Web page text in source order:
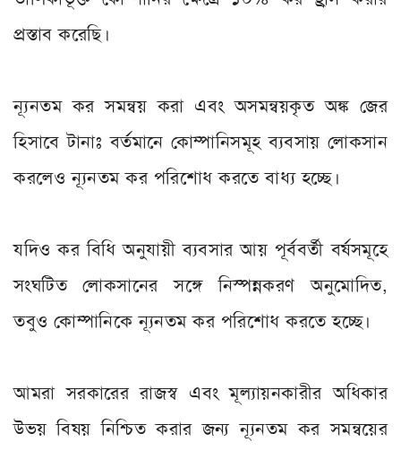
প্রস্তাব করেছি।
ন্যূনতম কর সমন্বয় করা এবং অসমন্বয়কৃত অঙ্ক জের
হিসাবে টানাঃ বর্তমানে কোম্পানিসমূহ ব্যবসায় লোকসান
করলেও ন্যূনতম কর পরিশোধ করতে বাধ্য হচ্ছে।
যদিও কর বিধি অনুযায়ী ব্যবসার আয় পূর্ববর্তী বর্ষসমূহে
সংঘটিত লোকসানের সঙ্গে নিস্পন্নকরণ অনুমোদিত,
তবুও কোম্পানিকে ন্যূনতম কর পরিশোধ করতে হচ্ছে।
আমরা সরকারের রাজস্ব এবং মূল্যায়নকারীর অধিকার
উভয় বিষয় নিশ্চিত করার জন্য ন্যূনতম কর সমন্বয়ের